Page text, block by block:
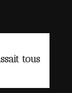
tous